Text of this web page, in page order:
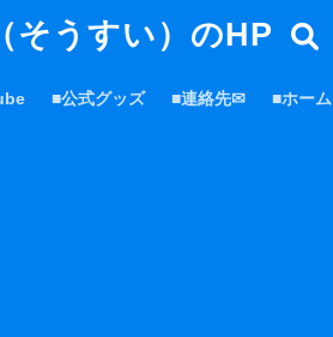
そうすい）のHP
■公式グッズ ■連絡先✉ ■ホーム